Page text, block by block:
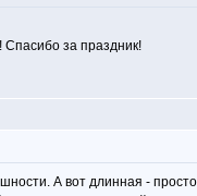
Спасибо за праздник!
А вот длинная -